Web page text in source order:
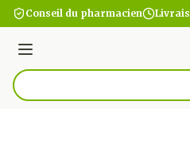
Aller au contenu
Conseil du pharmacien
Menu
Rechercher